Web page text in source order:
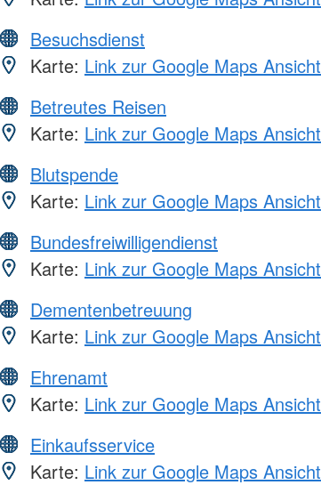
Besuchsdienst
Karte: Link zur Google Maps Ansicht
Betreutes Reisen
Karte: Link zur Google Maps Ansicht
Blutspende
Karte: Link zur Google Maps Ansicht
Bundesfreiwilligendienst
Karte: Link zur Google Maps Ansicht
Dementenbetreuung
Karte: Link zur Google Maps Ansicht
Ehrenamt
Karte: Link zur Google Maps Ansicht
Einkaufsservice
Karte: Link zur Google Maps Ansicht